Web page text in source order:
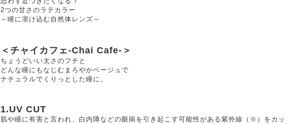
2つの甘さのラテカラー
～瞳に溶け込む自然体レンズ～
＜チャイカフェ-Chai Cafe-＞
ちょうどいい太さのフチと
どんな瞳にもなじむまろやかベージュで
ナチュラルでくりっとした瞳に。
1.UV CUT
肌や瞳に有害と言われ、白内障などの眼病を引き起こす可能性がある紫外線（※）をカッ